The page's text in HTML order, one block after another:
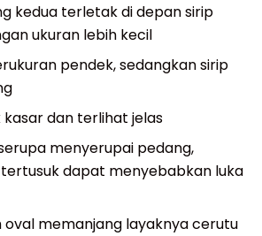
kedua terletak di depan sirip
ukuran lebih kecil
pendek, sedangkan sirip
kasar dan terlihat jelas
menyerupai pedang,
tertusuk dapat menyebabkan luka
oval memanjang layaknya cerutu